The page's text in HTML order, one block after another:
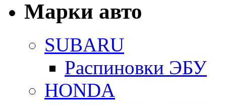
Марки авто
SUBARU
Распиновки ЭБУ
HONDA